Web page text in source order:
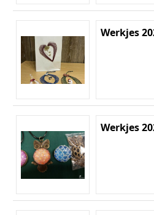
Werkjes
Werkjes